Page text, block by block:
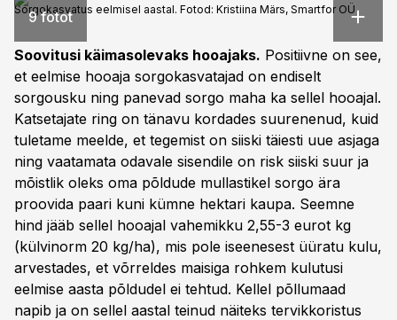
9 fotot
Sorgokasvatus eelmisel aastal. Fotod: Kristiina Märs, Smartfor OÜ
Soovitusi käimasolevaks hooajaks. Positiivne on see,
et eelmise hooaja sorgokasvatajad on endiselt
sorgousku ning panevad sorgo maha ka sellel hooajal.
Katsetajate ring on tänavu kordades suurenenud, kuid
tuletame meelde, et tegemist on siiski täiesti uue asjaga
ning vaatamata odavale sisendile on risk siiski suur ja
mõistlik oleks oma põldude mullastikel sorgo ära
proovida paari kuni kümne hektari kaupa. Seemne
hind jääb sellel hooajal vahemikku 2,55-3 eurot kg
(külvinorm 20 kg/ha), mis pole iseenesest üüratu kulu,
arvestades, et võrreldes maisiga rohkem kulutusi
eelmise aasta põldudel ei tehtud. Kellel põllumaad
napib ja on sellel aastal teinud näiteks tervikkoristus